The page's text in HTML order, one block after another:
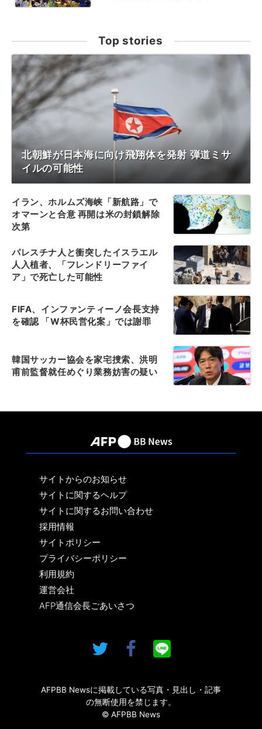
Top stories
北朝鮮が日本海に向け飛翔体を発射 弾道ミサ
イルの可能性
イラン、ホルムズ海峡「新航路」で
オマーンと合意 再開は米の封鎖解除
次第
パレスチナ人と衝突したイスラエル
人入植者、「フレンドリーファイ
ア」で死亡した可能性
FIFA、インファンティーノ会長支持
を確認 「W杯民営化案」では謝罪
韓国サッカー協会を家宅捜索、洪明
甫前監督就任めぐり業務妨害の疑い
サイトからのお知らせ
サイトに関するヘルプ
サイトに関するお問い合わせ
採用情報
サイトポリシー
プライバシーポリシー
利用規約
運営会社
AFP通信会長ごあいさつ
AFPBB Newsに掲載している写真・見出し・記事
の無断使用を禁じます。
© AFPBB News